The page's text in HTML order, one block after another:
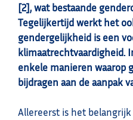
[2], wat bestaande
Tegelijkertijd werkt het
gendergelijkheid is een
klimaatrechtvaardigheid.
enkele manieren waarop
bijdragen aan de aanpak
Allereerst is het